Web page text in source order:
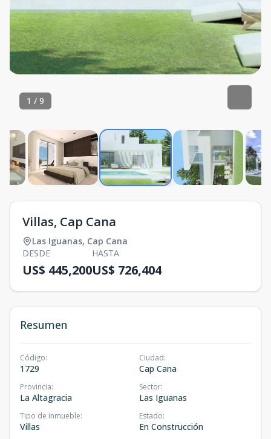
1 / 9
Villas, Cap Cana
Las Iguanas, Cap Cana
DESDE
US$ 445,200
HASTA
US$ 726,404
Resumen
Código:
1729
Ciudad:
Cap Cana
Provincia:
La Altagracia
Sector:
Las Iguanas
Tipo de inmueble:
Villas
Estado:
En Construcción